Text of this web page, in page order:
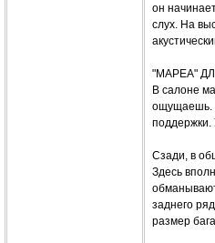
он
слух. На
"МАРЕА"
В салоне
ощущаешь.
поддержки.
Сзади, в
Здесь
заднего
размер